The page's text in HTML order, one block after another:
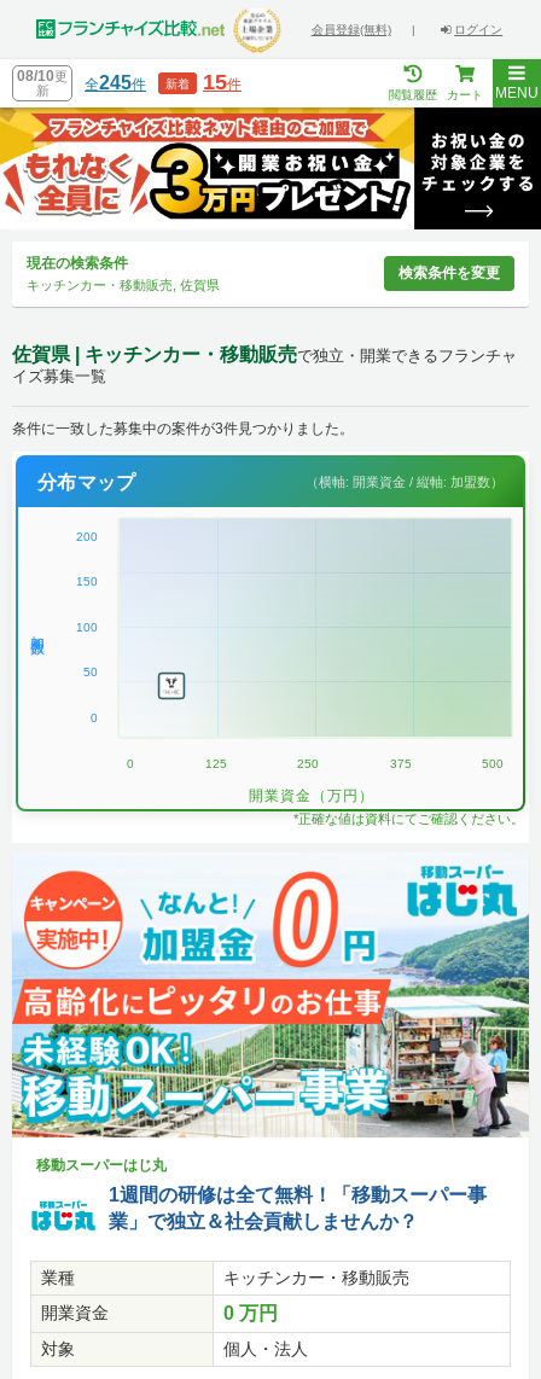
会員登録(無料) | ログイン
08/10更
新
全245件 新着 15件
閲覧履歴 カート MENU
現在の検索条件
キッチンカー・移動販売, 佐賀県
検索条件を変更
佐賀県 | キッチンカー・移動販売で独立・開業できるフランチャ
イズ募集一覧
条件に一致した募集中の案件が3件見つかりました。
分布マップ （横軸: 開業資金 / 縦軸: 加盟数）
200
150
100
50
0
0 125 250 375 500
開業資金（万円）
*正確な値は資料にてご確認ください。
移動スーパーはじ丸
1週間の研修は全て無料！「移動スーパー事
業」で独立＆社会貢献しませんか？
業種
キッチンカー・移動販売
開業資金
0 万円
対象 個人・法人